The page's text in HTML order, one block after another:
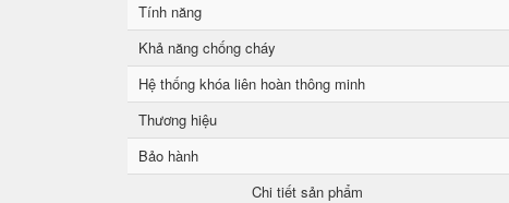
Tính năng
Khả năng chống cháy
Hệ thống khóa liên hoàn thông minh
Thương hiệu
Bảo hành
Chi tiết sản phẩm